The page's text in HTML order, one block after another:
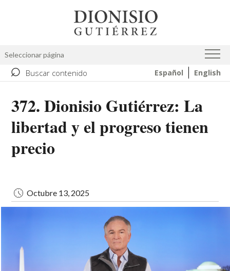
Seleccionar página
⌕ Buscar contenido Español English
372. Dionisio Gutiérrez: La
libertad y el progreso tienen
precio
Octubre 13, 2025